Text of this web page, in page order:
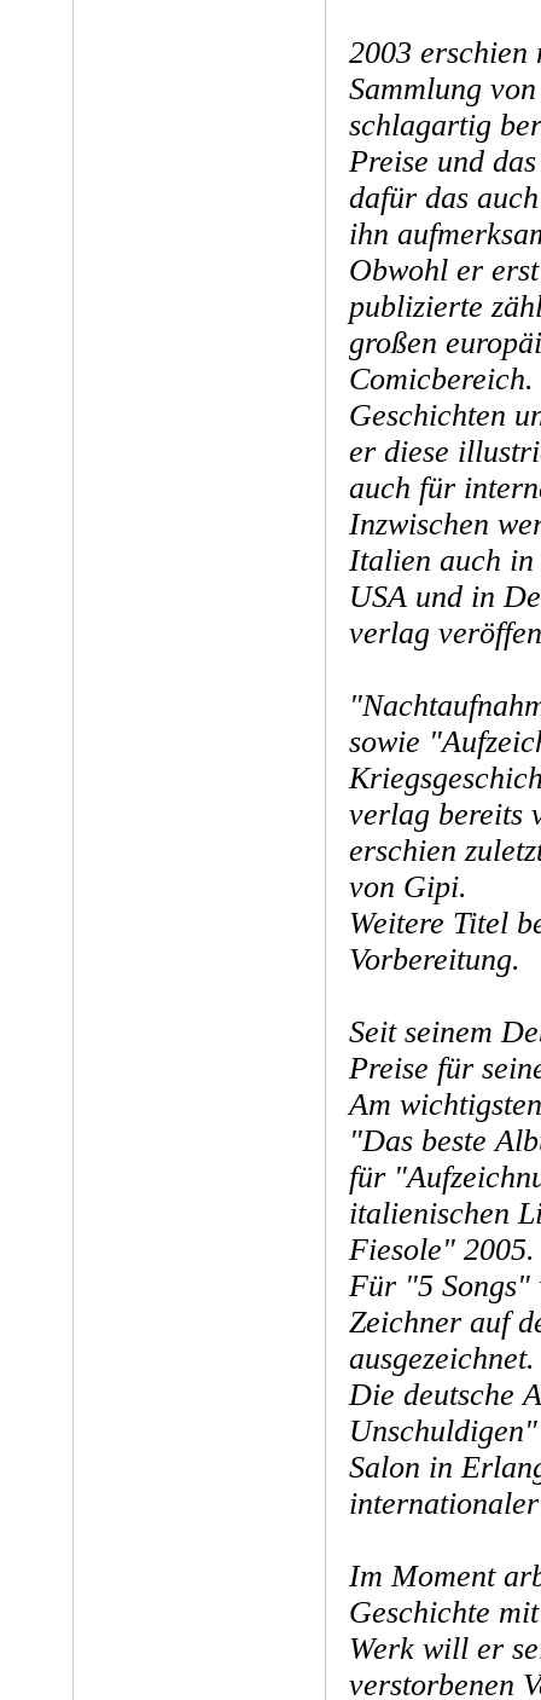
2003
Sammlung
schlagartig
Preise und
dafür das
ihn
Obwohl er
publizierte
großen
Geschichten
er diese
auch für
Inzwischen
Italien auch in
USA und in
verlag
sowie
verlag bereits
erschien
von Gipi.
Weitere Titel
Vorbereitung.
Seit seinem
Preise für
Am
"Das beste
für
italienischen
Fiesole" 2005.
Für "5 Songs"
Zeichner auf
ausgezeichnet.
Die deutsche
Salon in
Im Moment
Geschichte
Werk will er
verstorbenen